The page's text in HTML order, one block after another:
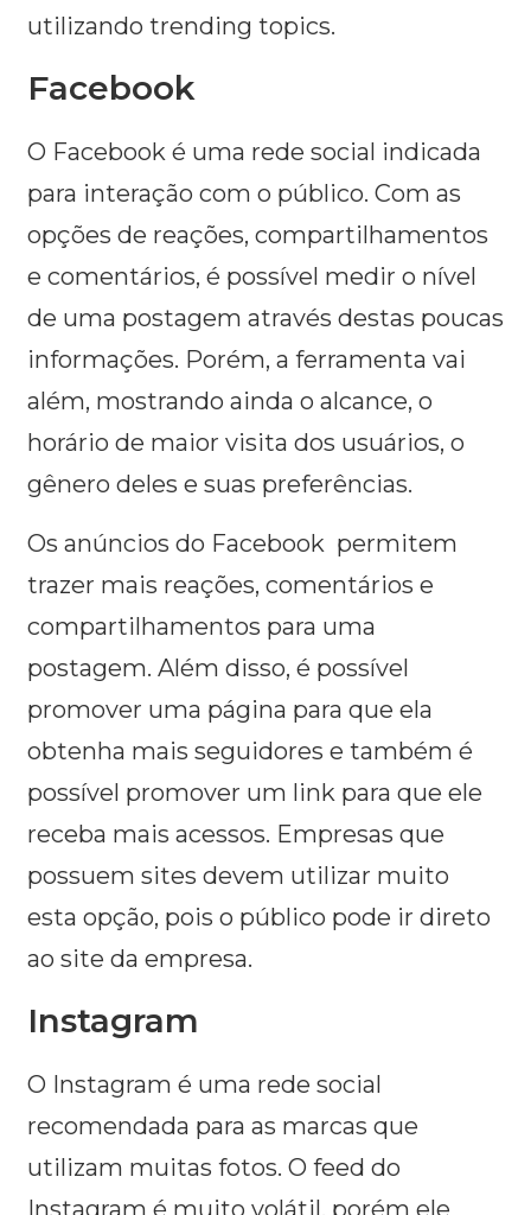
utilizando trending topics.
Facebook
O Facebook é uma rede social indicada
para interação com o público. Com as
opções de reações, compartilhamentos
e comentários, é possível medir o nível
de uma postagem através destas poucas
informações. Porém, a ferramenta vai
além, mostrando ainda o alcance, o
horário de maior visita dos usuários, o
gênero deles e suas preferências.
Os anúncios do Facebook permitem
trazer mais reações, comentários e
compartilhamentos para uma
postagem. Além disso, é possível
promover uma página para que ela
obtenha mais seguidores e também é
possível promover um link para que ele
receba mais acessos. Empresas que
possuem sites devem utilizar muito
esta opção, pois o público pode ir direto
ao site da empresa.
Instagram
O Instagram é uma rede social
recomendada para as marcas que
utilizam muitas fotos. O feed do
Instagram é muito volátil, porém ele